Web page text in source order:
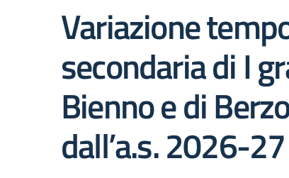
Variazione
secondaria di I
Bienno e di
dall’a.s. 2026-27